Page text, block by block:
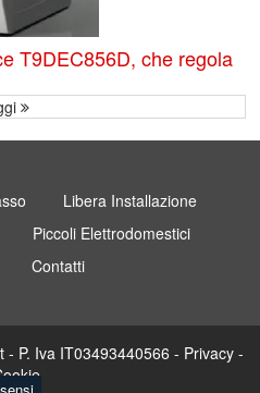
T9DEC856D, che regola
Libera Installazione
Piccoli Elettrodomestici
Contatti
P. Iva IT03493440566 - Privacy -